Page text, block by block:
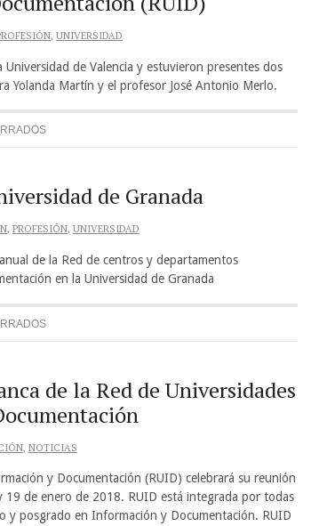
, UNIVERSIDAD
de Valencia y estuvieron presentes dos
Yolanda Martín y el profesor José Antonio Merlo.
de Granada
, PROFESIÓN, UNIVERSIDAD
de la Red de centros y departamentos
en la Universidad de Granada
de la Red de Universidades
, NOTICIAS
y Documentación (RUID) celebrará su reunión
19 de enero de 2018. RUID está integrada por todas
y posgrado en Información y Documentación. RUID